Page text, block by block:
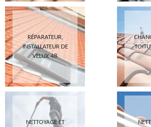
RÉPARATEUR,
INSTALLATEUR DE
VELUX 48
NETTOYAGE ET